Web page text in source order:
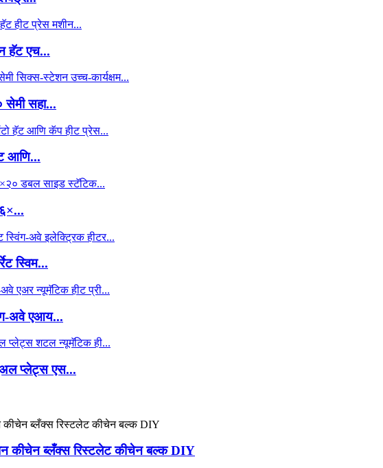
हॅट एच...
सहा...
आणि...
स्विम...
अवे एआय...
प्लेट्स एस...
कीचेन ब्लँक्स रिस्टलेट कीचेन बल्क DIY